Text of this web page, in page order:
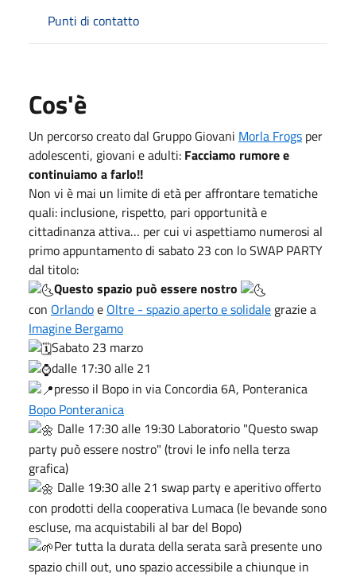
Punti di contatto
Cos'è
Un percorso creato dal Gruppo Giovani Morla Frogs per
adolescenti, giovani e adulti: Facciamo rumore e
continuiamo a farlo!!
Non vi è mai un limite di età per affrontare tematiche
quali: inclusione, rispetto, pari opportunità e
cittadinanza attiva… per cui vi aspettiamo numerosi al
primo appuntamento di sabato 23 con lo SWAP PARTY
dal titolo:
Questo spazio può essere nostro
con Orlandoe Oltre - spazio aperto e solidale grazie a
Imagine Bergamo
Sabato 23 marzo
dalle 17:30 alle 21
presso il Bopo in via Concordia 6A, Ponteranica
Bopo Ponteranica
Dalle 17:30 alle 19:30 Laboratorio "Questo swap
party può essere nostro" (trovi le info nella terza
grafica)
Dalle 19:30 alle 21 swap party e aperitivo offerto
con prodotti della cooperativa Lumaca (le bevande sono
escluse, ma acquistabili al bar del Bopo)
Per tutta la durata della serata sarà presente uno
spazio chill out, uno spazio accessibile a chiunque in